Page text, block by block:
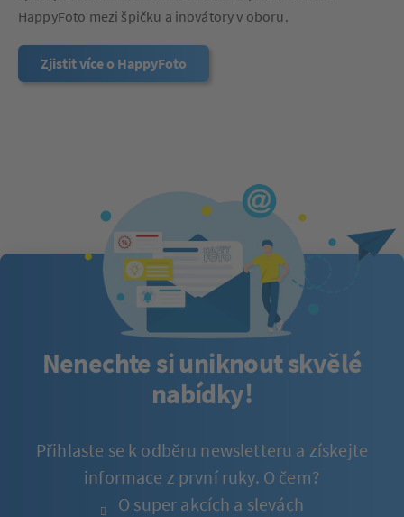
HappyFoto mezi špičku a inovátory v oboru.
Zjistit více o HappyFoto
Nenechte si uniknout skvělé
nabídky!
Přihlaste se k odběru newsletteru a získejte
informace z první ruky. O čem?
O super akcích a slevách